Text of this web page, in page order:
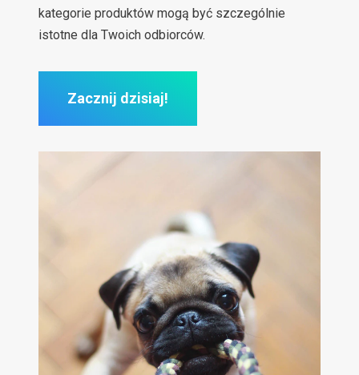
kategorie produktów mogą być szczególnie
istotne dla Twoich odbiorców.
Zacznij dzisiaj!